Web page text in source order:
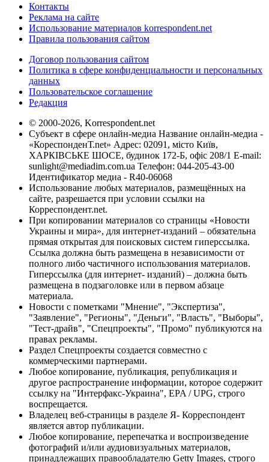
Контакты
Реклама на сайте
Использование материалов korrespondent.net
Правила пользования сайтом
Договор пользования сайтом
Политика в сфере конфиденциальности и персональных
данных
Пользовательское соглашение
Редакция
© 2000-2026, Korrespondent.net
Субъект в сфере онлайн-медиа Название онлайн-медиа -
«КореспонденТ.net» Адрес: 02091, місто Київ,
ХАРКІВСЬКЕ ШОСЕ, будинок 172-Б, офіс 208/1 E-mail:
sunlight@mediadim.com.ua Телефон: 044-205-43-00
Идентификатор медиа - R40-06068
Использование любых материалов, размещённых на
сайте, разрешается при условии ссылки на
Корреспондент.net.
При копировании материалов со страницы «Новости
Украины и мира», для интернет-изданий – обязательна
прямая открытая для поисковых систем гиперссылка.
Ссылка должна быть размещена в независимости от
полного либо частичного использования материалов.
Гиперссылка (для интернет- изданий) – должна быть
размещена в подзаголовке или в первом абзаце
материала.
Новости с пометками "Мнение", "Экспертиза",
"Заявление", "Регионы", "Деньги", "Власть", "Выборы",
"Тест-драйв", "Спецпроекты", "Промо" публикуются на
правах рекламы.
Раздел Спецпроекты создается совместно с
коммерческими партнерами.
Любое копирование, публикация, републикация и
другое распространение информации, которое содержит
ссылку на "Интерфакс-Украина", EPA / UPG, строго
воспрещается.
Владелец веб-страницы в разделе Я- Корреспондент
является автор публикации.
Любое копирование, перепечатка и воспроизведение
фотографий и/или аудиовизуальных материалов,
принадлежащих правообладателю Getty Images, строго